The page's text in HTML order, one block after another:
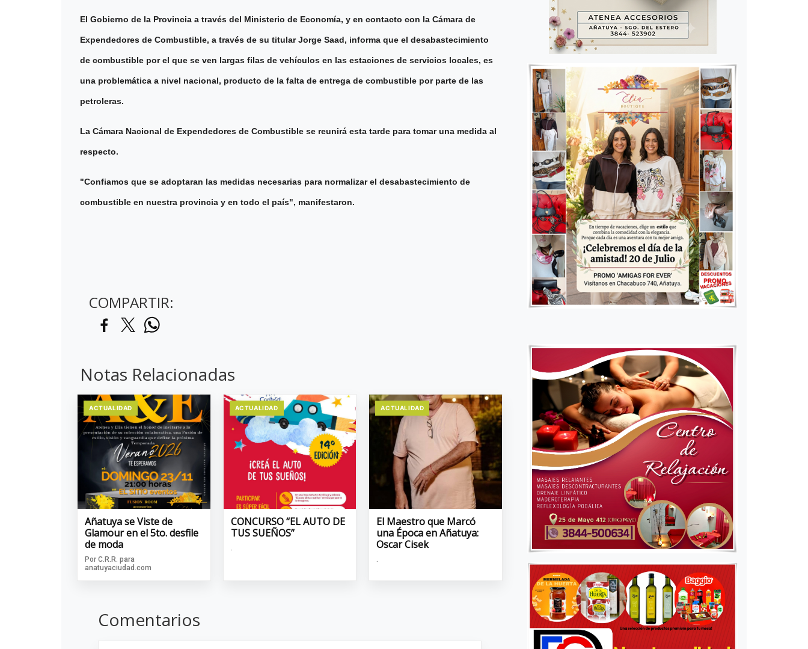
El Gobierno de la Provincia a través del Ministerio de Economía, y en contacto con la Cámara de
Expendedores de Combustible, a través de su titular Jorge Saad, informa que el desabastecimiento
de combustible por el que se ven largas filas de vehículos en las estaciones de servicios locales, es
una problemática a nivel nacional, producto de la falta de entrega de combustible por parte de las
petroleras.
La Cámara Nacional de Expendedores de Combustible se reunirá esta tarde para tomar una medida al
respecto.
"Confiamos que se adoptaran las medidas necesarias para normalizar el desabastecimiento de
combustible en nuestra provincia y en todo el país", manifestaron.
COMPARTIR:
Notas Relacionadas
ACTUALIDAD
Añatuya se Viste de
Glamour en el 5to. desfile
de moda
Por C.R.R. para
anatuyaciudad.com
ACTUALIDAD
CONCURSO “EL AUTO DE
TUS SUEÑOS”
.
ACTUALIDAD
El Maestro que Marcó
una Época en Añatuya:
Oscar Cisek
.
Comentarios